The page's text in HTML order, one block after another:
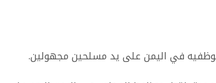
موظفيه في اليمن على يد مسلحين مجهولين.